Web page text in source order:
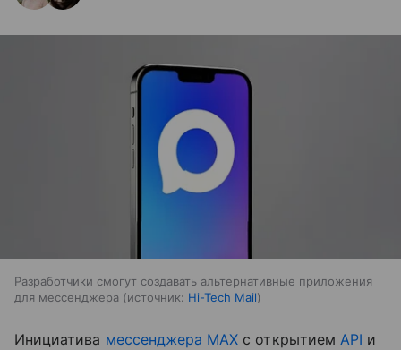
Разработчики смогут создавать альтернативные приложения
для мессенджера
источник: Hi-Tech Mail
Инициатива мессенджера MAX с открытием API и